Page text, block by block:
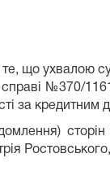
що ухвалою
справі №370/
за кредитним
сторін